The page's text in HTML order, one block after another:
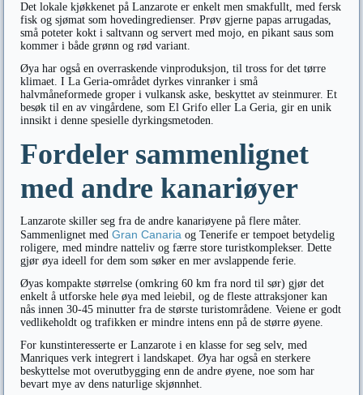
Det lokale kjøkkenet på Lanzarote er enkelt men smakfullt, med fersk
fisk og sjømat som hovedingredienser. Prøv gjerne papas arrugadas,
små poteter kokt i saltvann og servert med mojo, en pikant saus som
kommer i både grønn og rød variant.
Øya har også en overraskende vinproduksjon, til tross for det tørre
klimaet. I La Geria-området dyrkes vinranker i små
halvmåneformede groper i vulkansk aske, beskyttet av steinmurer. Et
besøk til en av vingårdene, som El Grifo eller La Geria, gir en unik
innsikt i denne spesielle dyrkingsmetoden.
Fordeler sammenlignet
med andre kanariøyer
Lanzarote skiller seg fra de andre kanariøyene på flere måter.
Sammenlignet medGran Canaria og Tenerife er tempoet betydelig
roligere, med mindre natteliv og færre store turistkomplekser. Dette
gjør øya ideell for dem som søker en mer avslappende ferie.
Øyas kompakte størrelse (omkring 60 km fra nord til sør) gjør det
enkelt å utforske hele øya med leiebil, og de fleste attraksjoner kan
nås innen 30-45 minutter fra de største turistområdene. Veiene er godt
vedlikeholdt og trafikken er mindre intens enn på de større øyene.
For kunstinteresserte er Lanzarote i en klasse for seg selv, med
Manriques verk integrert i landskapet. Øya har også en sterkere
beskyttelse mot overutbygging enn de andre øyene, noe som har
bevart mye av dens naturlige skjønnhet.